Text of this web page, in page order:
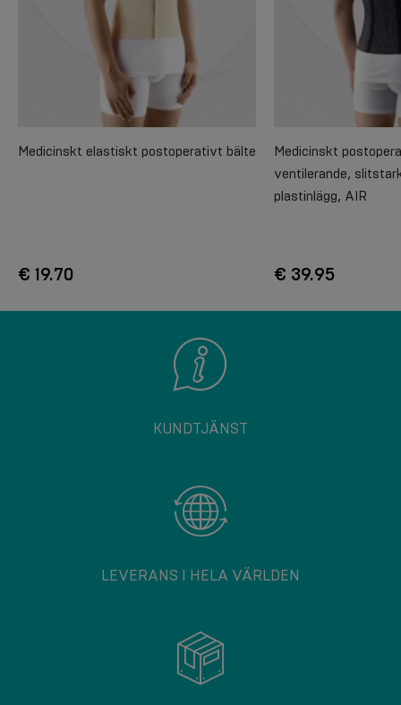
Medicinskt elastiskt postoperativt bälte
€ 19.70
Medicinskt
ventilerande,
plastinlägg, AIR
€ 39.95
KUNDTJÄNST
LEVERANS I HELA VÄRLDEN